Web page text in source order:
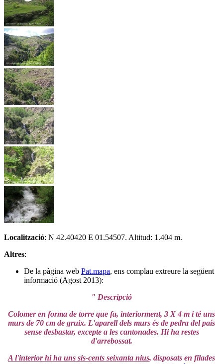
Localització: N 42.40420 E 01.54507. Altitud: 1.404 m.
Altres:
De la pàgina web Pat.mapa, ens complau extreure la següent
informació (Agost 2013):
" Descripció
Colomer en forma de torre que fa, interiorment, 3 X 4 m i té uns
murs de 70 cm de gruix. L'aparell dels murs és de pedra del país
sense desbastar, excepte a les cantonades. Hi ha restes
d'arrebossat.
A l'interior hi ha uns sis-cents seixanta nius, disposats en filades